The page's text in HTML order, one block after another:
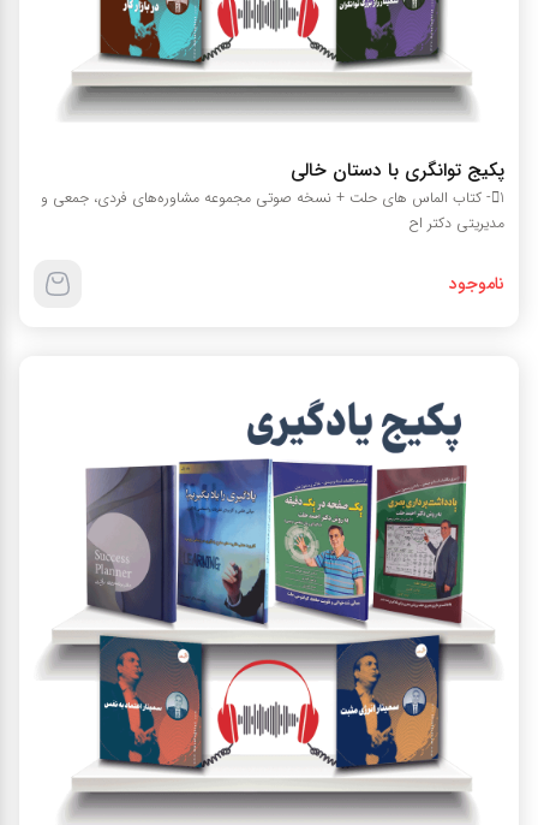
پکیج توانگری با دستان خالی
1- کتاب الماس هاي حلت + نسخه صوتي مجموعه مشاوره‌هاي فردي، جمعي و
مديريتي دکتر اح
ناموجود